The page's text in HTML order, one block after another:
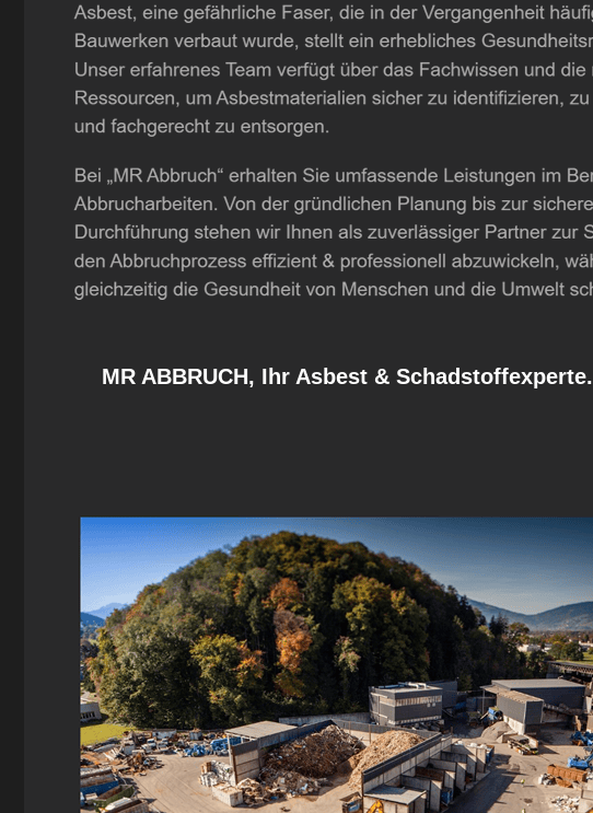
MR ABBRUCH, Ihr Asbest & Schadstoffexperte.